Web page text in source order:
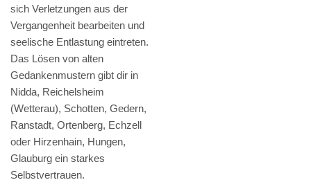
sich Verletzungen aus der
Vergangenheit bearbeiten und
seelische Entlastung eintreten.
Das Lösen von alten
Gedankenmustern gibt dir in
Nidda, Reichelsheim
(Wetterau), Schotten, Gedern,
Ranstadt, Ortenberg, Echzell
oder Hirzenhain, Hungen,
Glauburg ein starkes
Selbstvertrauen.